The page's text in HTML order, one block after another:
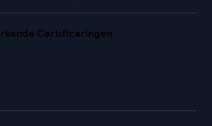
Certificeringen